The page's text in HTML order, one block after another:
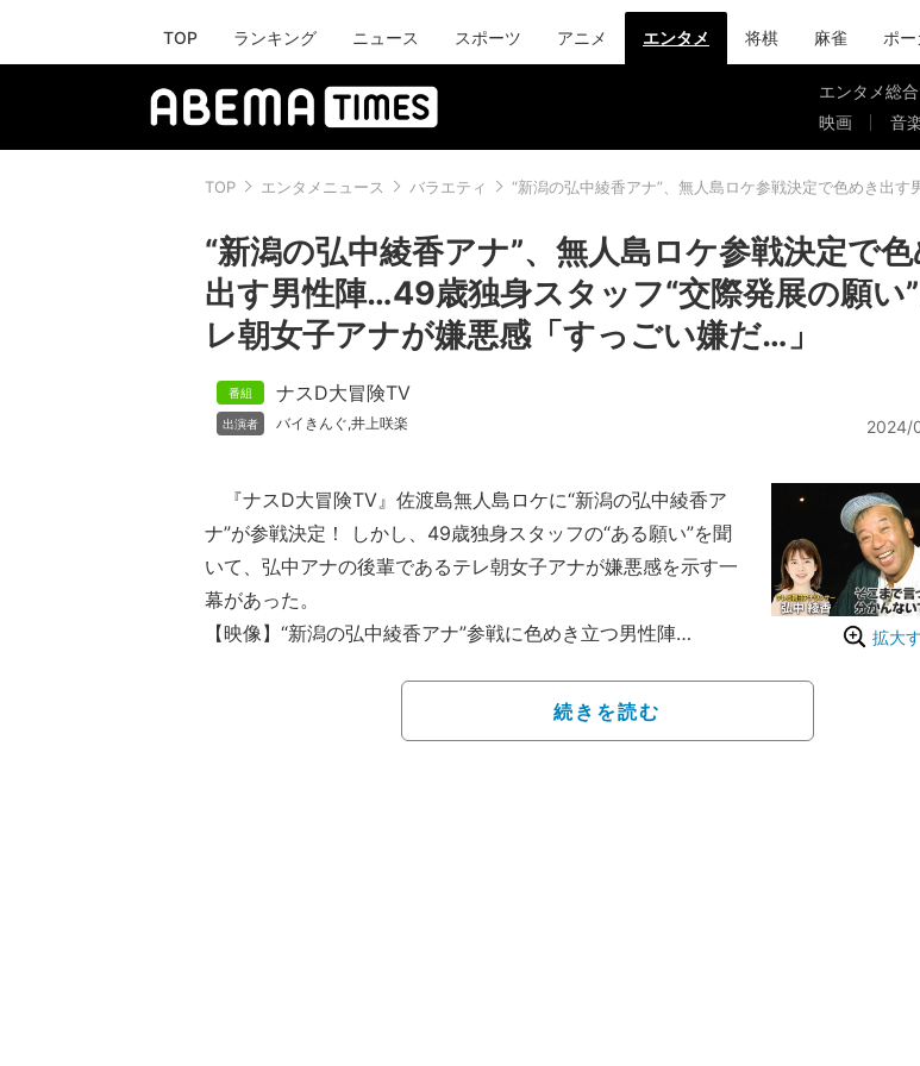
TOP ランキング ニュース スポーツ アニメ エンタメ 将棋 麻雀 ポ
エンタメ総合
映画
音
TOP エンタメニュース バラエティ “新潟の弘中綾香アナ”、無人島ロケ参戦決定で色めき出
“新潟の弘中綾香アナ”、無人島ロケ参戦決定で色
出す男性陣…49歳独身スタッフ“交際発展の願い
レ朝女子アナが嫌悪感「すっごい嫌だ…」
ナスD大冒険TV
バイきんぐ,井上咲楽 2024/
拡大
『ナスD大冒険TV』佐渡島無人島ロケに“新潟の弘中綾香ア
ナ”が参戦決定！ しかし、49歳独身スタッフの“ある願い”を聞
いて、弘中アナの後輩であるテレ朝女子アナが嫌悪感を示す一
幕があった。
【映像】“新潟の弘中綾香アナ”参戦に色めき立つ男性陣
大冒険TV』（※一部地域を除く）。5月26日の放送回では、バ
イきんぐ・西村瑞樹が無人島0円生活のロケ舞台となる佐渡の
続きを読む